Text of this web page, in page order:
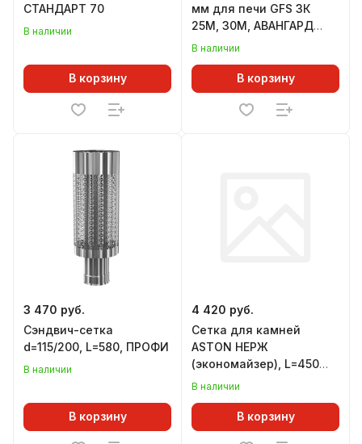
СТАНДАРТ 70
В наличии
В корзину
мм для печи GFS ЗК
25М, 30М, АВАНГАРД
24М, 25М
В наличии
В корзину
3 470 руб.
Сэндвич-сетка
d=115/200, L=580, ПРОФИ
В наличии
В корзину
4 420 руб.
Сетка для камней
ASTON НЕРЖ
(экономайзер), L=450
мм
В наличии
В корзину